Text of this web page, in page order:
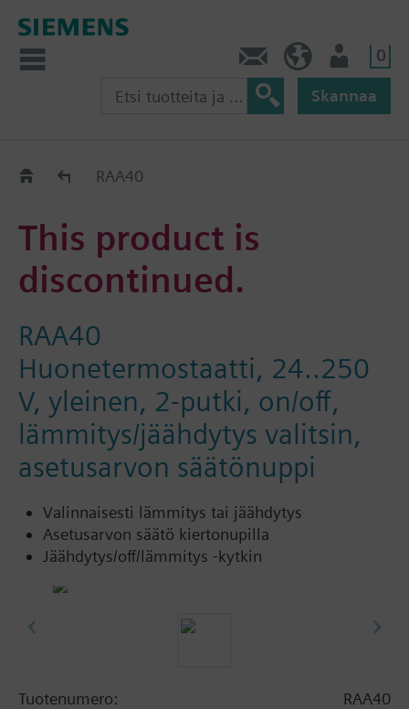
0
Skannaa
Old2NewRAA40
This product is
discontinued.
RAA40
Huonetermostaatti, 24..250
V, yleinen, 2-putki, on/off,
lämmitys/jäähdytys valitsin,
asetusarvon säätönuppi
Valinnaisesti lämmitys tai jäähdytys
Asetusarvon säätö kiertonupilla
Jäähdytys/off/lämmitys -kytkin
Tuotenumero:
RAA40